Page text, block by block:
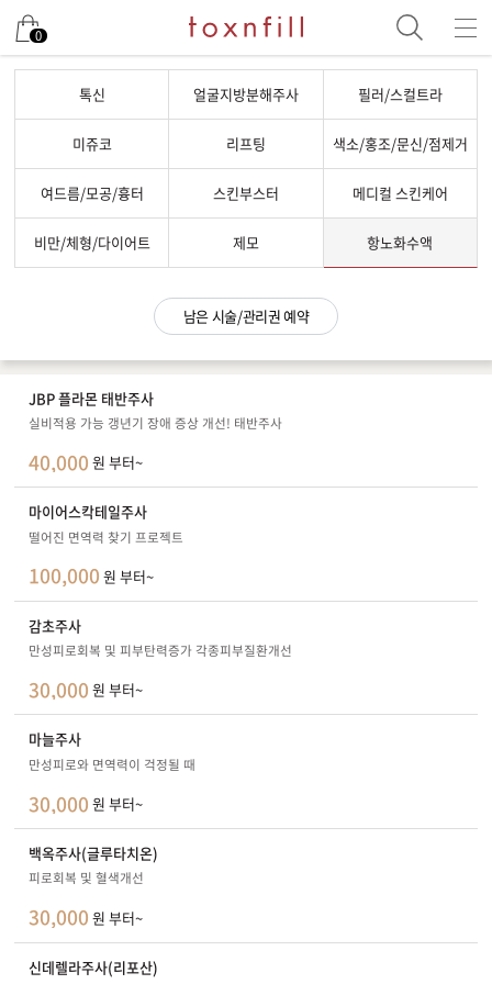
0
톡신 얼굴지방분해주사 필러/스컬트라
미쥬코 리프팅 색소/홍조/문신/점제거
여드름/모공/흉터 스킨부스터 메디컬 스킨케어
비만/체형/다이어트 제모 항노화수액
남은 시술/관리권 예약
JBP 플라몬 태반주사
실비적용 가능 갱년기 장애 증상 개선! 태반주사
40,000 원 부터~
마이어스칵테일주사
떨어진 면역력 찾기 프로젝트
100,000 원 부터~
감초주사
만성피로회복 및 피부탄력증가 각종피부질환개선
30,000 원 부터~
마늘주사
만성피로와 면역력이 걱정될 때
30,000 원 부터~
백옥주사(글루타치온)
피로회복 및 혈색개선
30,000 원 부터~
신데렐라주사(리포산)
남은 시술/관리권 예약
남은 시술/관리권 종류 선택
색소
제모
여드름/모공
스킨부스터
기타